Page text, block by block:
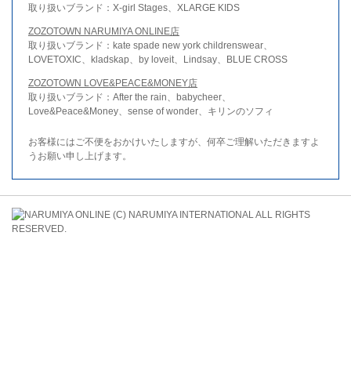
取り扱いブランド：X-girl Stages、XLARGE KIDS
ZOZOTOWN NARUMIYA ONLINE店
取り扱いブランド：kate spade new york childrenswear、
LOVETOXIC、kladskap、by loveit、Lindsay、BLUE CROSS
ZOZOTOWN LOVE&PEACE&MONEY店
取り扱いブランド：After the rain、babycheer、
Love&Peace&Money、sense of wonder、キリンのソフィ
お客様にはご不便をおかけいたしますが、何卒ご理解いただきますよ
うお願い申し上げます。